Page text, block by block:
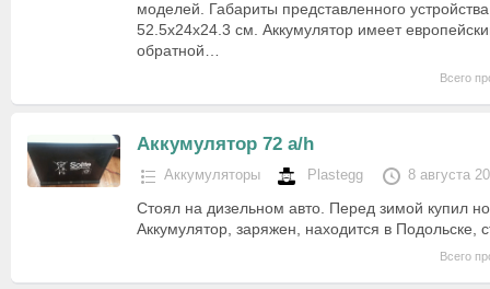
моделей. Габариты представленного
52.5х24х24.3 см. Аккумулятор имеет
обратной…
Всего
Аккумулятор 72 a/h
Аккумуляторы Plastegg 8 августа
Стоял на дизельном авто. Перед зимой купил
Аккумулятор, заряжен, находится в Подольске,
Всего